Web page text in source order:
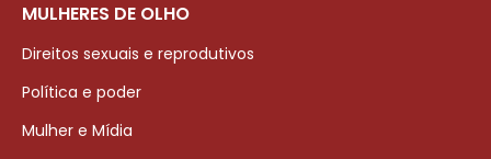
MULHERES DE OLHO
Direitos sexuais e reprodutivos
Política e poder
Mulher e Mídia